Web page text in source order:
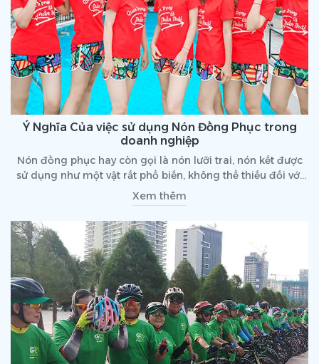
Ý Nghĩa Của việc sử dụng Nón Đồng Phục trong
doanh nghiệp
Nón đồng phục hay còn gọi là nón lưỡi trai, nón kết được
sử dụng như một vật rất phổ biến, không thể thiếu đối với
các buổi tiếp thị ngoài trời, các hoạt động ngoại khoá của
các tổ chức doanh nghiệp
Xem thêm